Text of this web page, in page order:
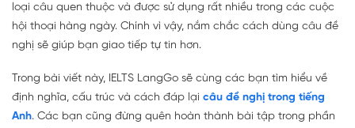
loại câu quen thuộc và được sử dụng rất nhiều trong các cuộc
hội thoại hàng ngày. Chính vì vậy, nắm chắc cách dùng câu đề
nghị sẽ giúp bạn giao tiếp tự tin hơn.
Trong bài viết này, IELTS LangGo sẽ cùng các bạn tìm hiểu về
định nghĩa, cấu trúc và cách đáp lại câu đề nghị trong tiếng
Anh. Các bạn cũng đừng quên hoàn thành bài tập trong phần